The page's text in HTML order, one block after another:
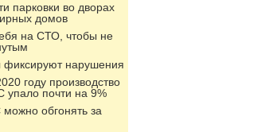
парковки во дворах
домов
на СТО, чтобы не
фиксируют нарушения
году производство
упало почти на 9%
обгонять за